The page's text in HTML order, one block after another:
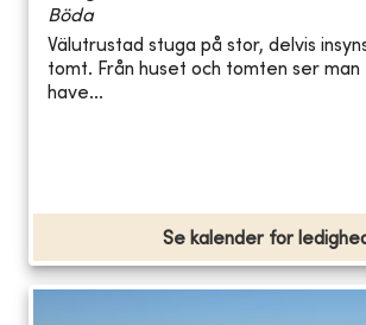
Böda
Välutrustad stuga på stor, delvis
tomt. Från huset och tomten ser man
have...
Se kalender for